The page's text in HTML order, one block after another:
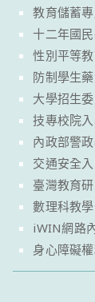
教育儲蓄
十二年國
性別平等
防制學生
大學招生
技專校院
內政部警
交通安全
臺灣教育
數理科教
iWIN網路
身心障礙